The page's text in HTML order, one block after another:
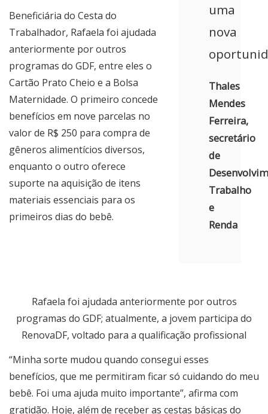
uma
nova
Thales
Mendes
Ferreira,
secretário
de
Trabalho
e
Renda
Beneficiária do Cesta do
Trabalhador, Rafaela foi ajudada
anteriormente por outros
programas do GDF, entre eles o
Cartão Prato Cheio e a Bolsa
Maternidade. O primeiro concede
benefícios em nove parcelas no
valor de R$ 250 para compra de
gêneros alimentícios diversos,
enquanto o outro oferece
suporte na aquisição de itens
materiais essenciais para os
primeiros dias do bebê.
Rafaela foi ajudada anteriormente por outros
programas do GDF; atualmente, a jovem participa do
RenovaDF, voltado para a qualificação profissional
“Minha sorte mudou quando consegui esses
benefícios, que me permitiram ficar só cuidando do meu
bebê. Foi uma ajuda muito importante”, afirma com
gratidão. Hoje, além de receber as cestas básicas do